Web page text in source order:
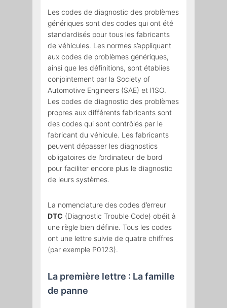
Les codes de diagnostic des problèmes
génériques sont des codes qui ont été
standardisés pour tous les fabricants
de véhicules. Les normes s’appliquant
aux codes de problèmes génériques,
ainsi que les définitions, sont établies
conjointement par la Society of
Automotive Engineers (SAE) et l’ISO.
Les codes de diagnostic des problèmes
propres aux différents fabricants sont
des codes qui sont contrôlés par le
fabricant du véhicule. Les fabricants
peuvent dépasser les diagnostics
obligatoires de l’ordinateur de bord
pour faciliter encore plus le diagnostic
de leurs systèmes.
La nomenclature des codes d’erreur
DTC (Diagnostic Trouble Code) obéit à
une règle bien définie. Tous les codes
ont une lettre suivie de quatre chiffres
(par exemple P0123).
La première lettre : La famille
de panne